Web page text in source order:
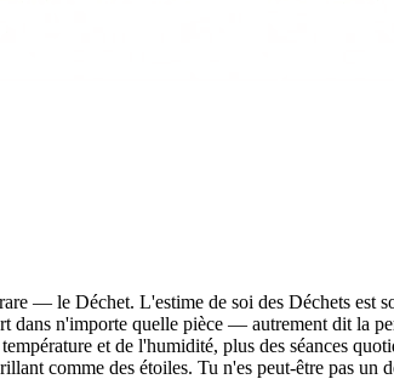
— le Déchet. L'estime de soi des Déchets
dans n'importe quelle pièce — autrement dit la
et de l'humidité, plus des séances
comme des étoiles. Tu n'es peut-être pas